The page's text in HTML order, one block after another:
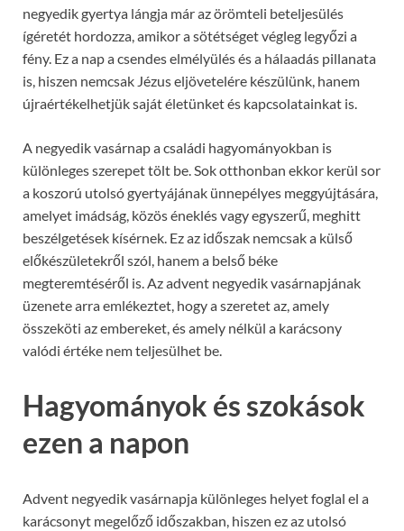
negyedik gyertya lángja már az örömteli beteljesülés
ígéretét hordozza, amikor a sötétséget végleg legyőzi a
fény. Ez a nap a csendes elmélyülés és a hálaadás pillanata
is, hiszen nemcsak Jézus eljövetelére készülünk, hanem
újraértékelhetjük saját életünket és kapcsolatainkat is.
A negyedik vasárnap a családi hagyományokban is
különleges szerepet tölt be. Sok otthonban ekkor kerül sor
a koszorú utolsó gyertyájának ünnepélyes meggyújtására,
amelyet imádság, közös éneklés vagy egyszerű, meghitt
beszélgetések kísérnek. Ez az időszak nemcsak a külső
előkészületekről szól, hanem a belső béke
megteremtéséről is. Az advent negyedik vasárnapjának
üzenete arra emlékeztet, hogy a szeretet az, amely
összeköti az embereket, és amely nélkül a karácsony
valódi értéke nem teljesülhet be.
Hagyományok és szokások
ezen a napon
Advent negyedik vasárnapja különleges helyet foglal el a
karácsonyt megelőző időszakban, hiszen ez az utolsó